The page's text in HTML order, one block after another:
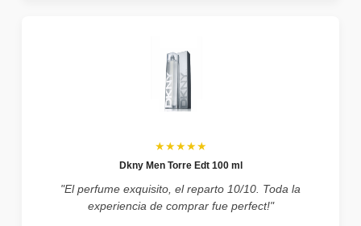
★★★★★
Dkny Men Torre Edt 100 ml
"El perfume exquisito, el reparto 10/10. Toda la
experiencia de comprar fue perfect!"